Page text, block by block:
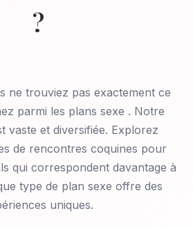
?
ne trouviez pas exactement ce
parmi les plans sexe . Notre
vaste et diversifiée. Explorez
de rencontres coquines pour
qui correspondent davantage à
type de plan sexe offre des
uniques.